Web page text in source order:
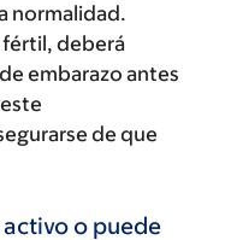
normalidad.
fértil, deberá
embarazo antes
de que
activo o puede